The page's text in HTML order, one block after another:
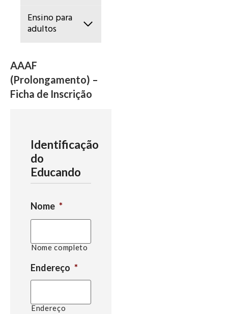
Ensino para
adultos
AAAF
(Prolongamento) –
Ficha de Inscrição
Identificação
do
Educando
Nome *
Nome completo
Endereço *
Endereço